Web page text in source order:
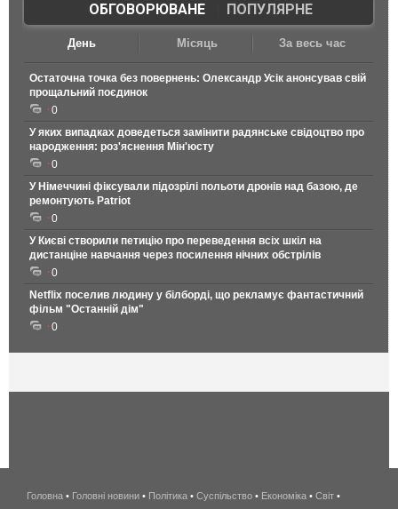
ОБГОВОРЮВАНЕ| ПОПУЛЯРНЕ
День Місяць За весь час
Остаточна точка без повернень: Олександр Усік анонсував свій
прощальний поєдинок
0
У яких випадках доведеться замінити радянське свідоцтво про
народження: роз'яснення Мін'юсту
0
У Німеччині фіксували підозрілі польоти дронів над базою, де
ремонтують Patriot
0
У Києві створили петицію про переведення всіх шкіл на
дистанціне навчання через посилення нічних обстрілів
0
Netflix поселив людину у білборді, що рекламує фантастичний
фільм "Останній дім"
0
беспроводной
Головна • Головні новини • Політика • Суспільство • Економіка • Світ •